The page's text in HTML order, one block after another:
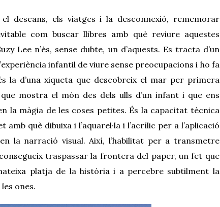
descans, els viatges i la desconnexió, rememorar
com buscar llibres amb què reviure aquestes
Lee n’és, sense dubte, un d’aquests. Es tracta d’un
infantil de viure sense preocupacions i ho fa
la d’una xiqueta que descobreix el mar per primera
mostra el món des dels ulls d’un infant i que ens
la màgia de les coses petites. És la capacitat tècnica
què dibuixa i l’aquarel·la i l’acrílic per a l’aplicació
la narració visual. Així, l’habilitat per a transmetre
traspassar la frontera del paper, un fet que
platja de la història i a percebre subtilment la
ones.